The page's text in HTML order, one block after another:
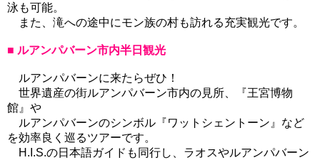
泳も可能。
また、滝への途中にモン族の村も訪れる充実観光です。
■ ルアンパバーン市内半日観光
ルアンパバーンに来たらぜひ！
世界遺産の街ルアンパバーン市内の見所、『王宮博物
館』や
ルアンパバーンのシンボル『ワットシェントーン』など
を効率良く巡るツアーです。
H.I.S.の日本語ガイドも同行し、ラオスやルアンパバーン